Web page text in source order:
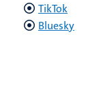
TikTok
Bluesky